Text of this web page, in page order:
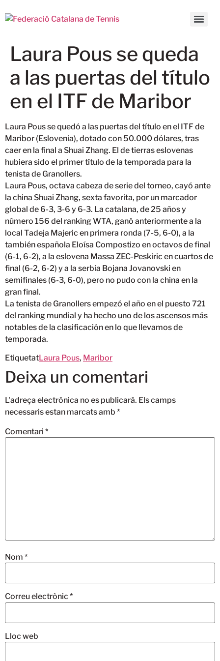
Laura Pous se queda
a las puertas del título
en el ITF de Maribor
Laura Pous se quedó a las puertas del título en el ITF de
Maribor (Eslovenia), dotado con 50.000 dólares, tras
caer en la final a Shuai Zhang. El de tierras eslovenas
hubiera sido el primer título de la temporada para la
tenista de Granollers.
Laura Pous, octava cabeza de serie del torneo, cayó ante
la china Shuai Zhang, sexta favorita, por un marcador
global de 6-3, 3-6 y 6-3. La catalana, de 25 años y
número 156 del ranking WTA, ganó anteriormente a la
local Tadeja Majeric en primera ronda (7-5, 6-0), a la
también española Eloísa Compostizo en octavos de final
(6-1, 6-2), a la eslovena Massa ZEC-Peskiric en cuartos de
final (6-2, 6-2) y a la serbia Bojana Jovanovski en
semifinales (6-3, 6-0), pero no pudo con la china en la
gran final.
La tenista de Granollers empezó el año en el puesto 721
del ranking mundial y ha hecho uno de los ascensos más
notables de la clasificación en lo que llevamos de
temporada.
EtiquetatLaura Pous, Maribor
Deixa un comentari
L'adreça electrònica no es publicarà. Els camps
necessaris estan marcats amb *
Comentari *
Nom *
Correu electrònic *
Lloc web